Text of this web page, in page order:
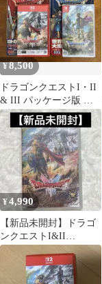
¥8,500
ドラゴンクエストI・II
& III パッケージ版 攻
略本セット
¥4,990
【新品未開封】ドラゴ
ンクエストI&II
Nintendo Switch